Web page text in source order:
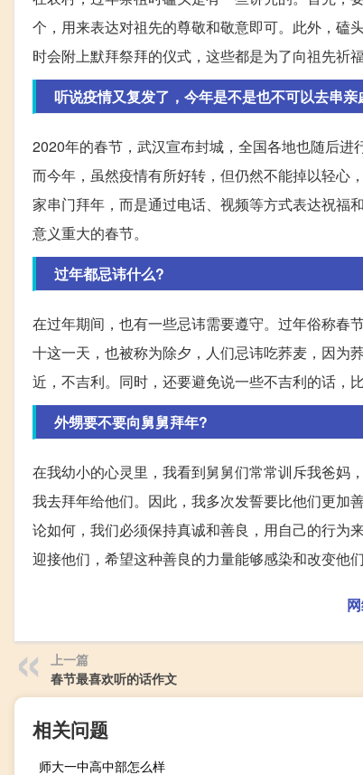
个，用来表达对祖先的尊敬和敬意即可。此外，磕
时会附上默拜祭拜的仪式，这些都是为了向祖先祈
听说疫情又复发了，今年是不是也不可以去串亲
2020年的春节，武汉宣布封城，全国各地也随后进
而今年，虽然疫情有所好转，但仍然不能掉以轻心
家串门拜年，而是通过电话、视频等方式表达祝福
意义重大的春节。
过年都忌讳什么?
在过年期间，也有一些忌讳需要遵守。过年俗称春
十这一天，也被称为除夕，人们忌讳吃荞麦，因为
近，不吉利。同时，还要避免说一些不吉利的话，
外甥要不要向舅舅拜年?
在我幼小的心灵里，我看到舅舅们常常训斥我爸妈
我去拜年给他们。因此，我多次发誓要比他们更加
论如何，我们必须保持真诚和善良，用自己的行为
迎接他们，希望这种善良的力量能够感染和改变他们
上一篇
春节最喜欢听的话作文
相关问题
师大一中高中部怎么样